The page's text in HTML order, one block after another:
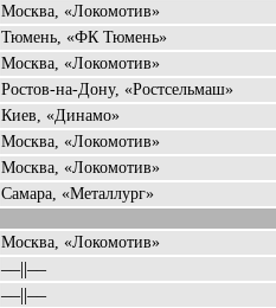
Москва, «Локомотив»
Тюмень, «ФК Тюмень»
Москва, «Локомотив»
Ростов-на-Дону, «Ростсельмаш»
Киев, «Динамо»
Москва, «Локомотив»
Москва, «Локомотив»
Самара, «Металлург»
Москва, «Локомотив»
––||––
––||––